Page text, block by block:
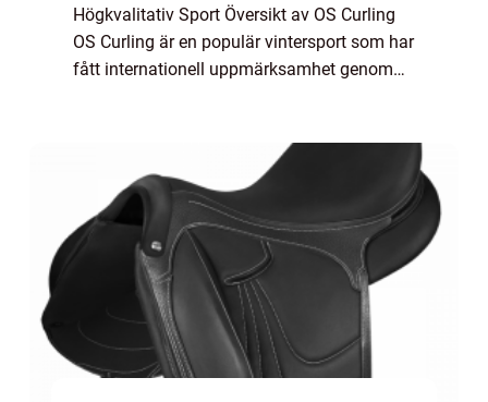
Högkvalitativ Sport Översikt av OS Curling
OS Curling är en populär vintersport som har
fått internationell uppmärksamhet genom